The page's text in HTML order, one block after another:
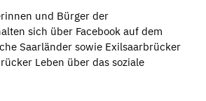
und Bürger der
sich über Facebook auf dem
Saarländer sowie Exilsaarbrücker
Leben über das soziale